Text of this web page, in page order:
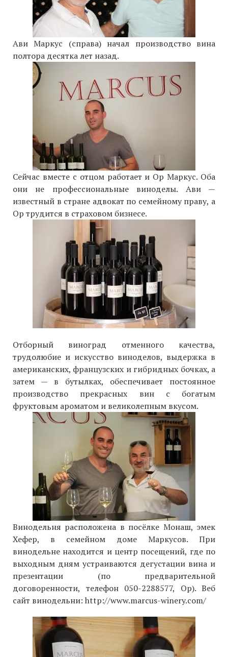
Ави Маркус (справа) начал производство вина
полтора десятка лет назад.
Сейчас вместе с отцом работает и Ор Маркус. Оба
они не профессиональные виноделы. Ави —
известный в стране адвокат по семейному праву, а
Ор трудится в страховом бизнесе.
Отборный виноград отменного качества,
трудолюбие и искусство виноделов, выдержка в
американских, французских и гибридных бочках, а
затем — в бутылках, обеспечивает постоянное
производство прекрасных вин с богатым
фруктовым ароматом и великолепным вкусом.
Винодельня расположена в посёлке Монаш, эмек
Хефер, в семейном доме Маркусов. При
винодельне находится и центр посещений, где по
выходным дням устраиваются дегустации вина и
презентации (по предварительной
договоренности, телефон 050-2288577, Ор). Веб
сайт винодельни: http://www.marcus-winery.com/